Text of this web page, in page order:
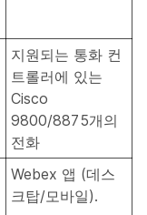
지원되는 통화 컨
트롤러에 있는
Cisco
9800/8875개의
전화
Webex 앱 (데스
크탑/모바일).